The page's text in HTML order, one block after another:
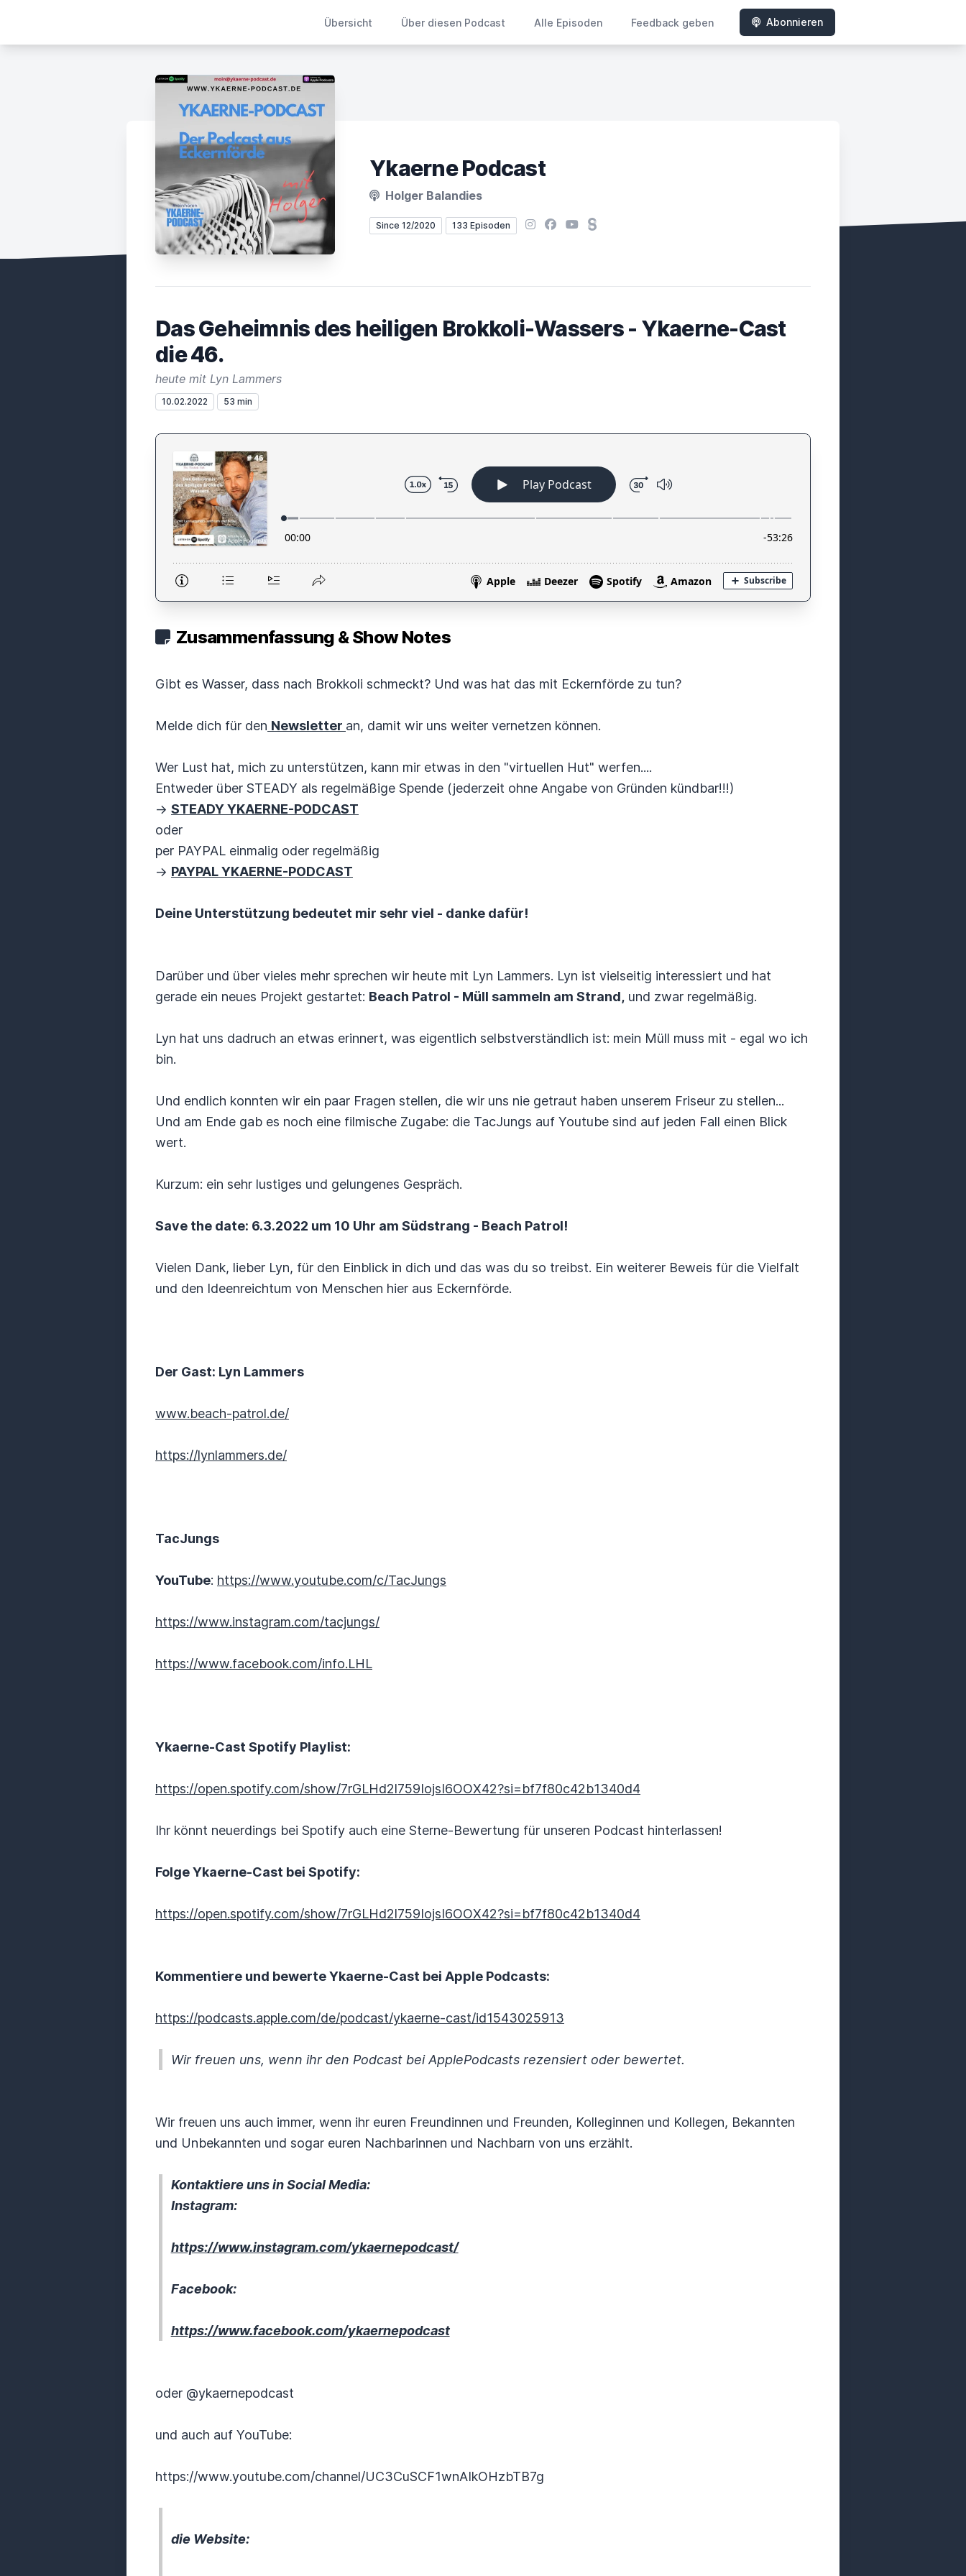
Übersicht Über diesen Podcast Alle Episoden Feedback geben Abonnieren
Ykaerne Podcast
Holger Balandies
Since 12/2020 133 Episoden Instagram
Facebook
YouTubeSteady
Das Geheimnis des heiligen Brokkoli-Wassers - Ykaerne-Cast
die 46.
heute mit Lyn Lammers
10.02.2022 53 min
Zusammenfassung & Show Notes
Gibt es Wasser, dass nach Brokkoli schmeckt? Und was hat das mit Eckernförde zu tun?
Melde dich für den Newsletter an, damit wir uns weiter vernetzen können.
Wer Lust hat, mich zu unterstützen, kann mir etwas in den "virtuellen Hut" werfen....
Entweder über STEADY als regelmäßige Spende (jederzeit ohne Angabe von Gründen kündbar!!!)
-> STEADY YKAERNE-PODCAST
oder
per PAYPAL einmalig oder regelmäßig
-> PAYPAL YKAERNE-PODCAST
Deine Unterstützung bedeutet mir sehr viel - danke dafür!
Darüber und über vieles mehr sprechen wir heute mit Lyn Lammers. Lyn ist vielseitig interessiert und hat
gerade ein neues Projekt gestartet: Beach Patrol - Müll sammeln am Strand, und zwar regelmäßig.
Lyn hat uns dadruch an etwas erinnert, was eigentlich selbstverständlich ist: mein Müll muss mit - egal wo ich
bin.
Und endlich konnten wir ein paar Fragen stellen, die wir uns nie getraut haben unserem Friseur zu stellen...
Und am Ende gab es noch eine filmische Zugabe: die TacJungs auf Youtube sind auf jeden Fall einen Blick
wert.
Kurzum: ein sehr lustiges und gelungenes Gespräch.
Save the date: 6.3.2022 um 10 Uhr am Südstrang - Beach Patrol!
Vielen Dank, lieber Lyn, für den Einblick in dich und das was du so treibst. Ein weiterer Beweis für die Vielfalt
und den Ideenreichtum von Menschen hier aus Eckernförde.
Der Gast: Lyn Lammers
www.beach-patrol.de/
https://lynlammers.de/
TacJungs
YouTube: https://www.youtube.com/c/TacJungs
https://www.instagram.com/tacjungs/
https://www.facebook.com/info.LHL
Ykaerne-Cast Spotify Playlist:
https://open.spotify.com/show/7rGLHd2l759IojsI6OOX42?si=bf7f80c42b1340d4
Ihr könnt neuerdings bei Spotify auch eine Sterne-Bewertung für unseren Podcast hinterlassen!
Folge Ykaerne-Cast bei Spotify:
https://open.spotify.com/show/7rGLHd2l759IojsI6OOX42?si=bf7f80c42b1340d4
Kommentiere und bewerte Ykaerne-Cast bei Apple Podcasts:
https://podcasts.apple.com/de/podcast/ykaerne-cast/id1543025913
Wir freuen uns, wenn ihr den Podcast bei ApplePodcasts rezensiert oder bewertet.
Wir freuen uns auch immer, wenn ihr euren Freundinnen und Freunden, Kolleginnen und Kollegen, Bekannten
und Unbekannten und sogar euren Nachbarinnen und Nachbarn von uns erzählt.
Kontaktiere uns in Social Media:
Instagram:
https://www.instagram.com/ykaernepodcast/
Facebook:
https://www.facebook.com/ykaernepodcast
oder @ykaernepodcast
und auch auf YouTube:
https://www.youtube.com/channel/UC3CuSCF1wnAIkOHzbTB7g
die Website: